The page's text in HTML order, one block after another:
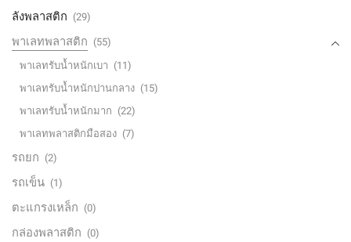
ลังพลาสติก (29)
พาเลทพลาสติก (55)
พาเลทรับน้ำหนักเบา (11)
พาเลทรับน้ำหนักปานกลาง (15)
พาเลทรับน้ำหนักมาก (22)
พาเลทพลาสติกมือสอง (7)
รถยก (2)
รถเข็น (1)
ตะแกรงเหล็ก (0)
กล่องพลาสติก (0)